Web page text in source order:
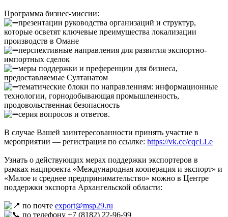
Программа бизнес-миссии:
презентации руководства организаций и структур,
которые осветят ключевые преимущества локализации
производств в Омане
перспективные направления для развития экспортно-
импортных сделок
меры поддержки и преференции для бизнеса,
предоставляемые Султанатом
тематические блоки по направлениям: информационные
технологии, горнодобывающая промышленность,
продовольственная безопасность
серия вопросов и ответов.
В случае Вашей заинтересованности принять участие в
мероприятии — регистрация по ссылке: https://vk.cc/cqcLLe
Узнать о действующих мерах поддержки экспортеров в
рамках нацпроекта «Международная кооперация и экспорт» и
«Малое и среднее предпринимательство» можно в Центре
поддержки экспорта Архангельской области:
по почте export@msp29.ru
по телефону +7 (8182) 22-96-99